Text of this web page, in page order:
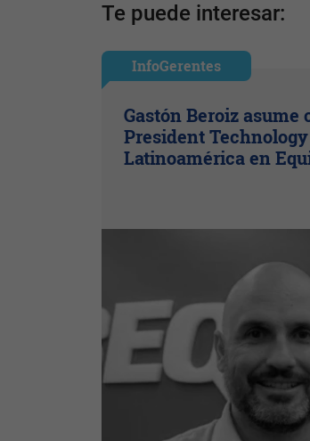
Te puede interesar:
InfoGerentes
Gastón Beroiz asume
President
Latinoamérica en